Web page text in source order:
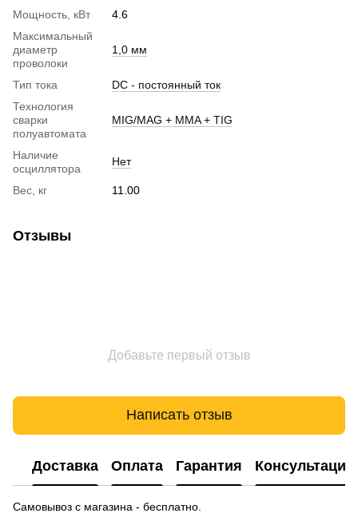
Мощность, кВт
4.6
Максимальный
диаметр
проволоки
1,0 мм
Тип тока
DC - постоянный ток
Технология
сварки
полуавтомата
MIG/MAG + MMA + TIG
Наличие
осциллятора
Нет
Вес, кг 11.00
Отзывы
Добавьте первый отзыв
Написать отзыв
Доставка Оплата Гарантия Консультация
Самовывоз с магазина - бесплатно.